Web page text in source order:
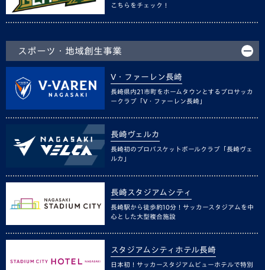
こちらをチェック！
スポーツ・地域創生事業
V・ファーレン長崎
長崎県内21市町をホームタウンとするプロサッカ
ークラブ「V・ファーレン長崎」
長崎ヴェルカ
長崎初のプロバスケットボールクラブ「長崎ヴェ
ルカ」
長崎スタジアムシティ
長崎駅から徒歩約10分！サッカースタジアムを中
心とした大型複合施設
スタジアムシティホテル長崎
日本初！サッカースタジアムビューホテルで特別